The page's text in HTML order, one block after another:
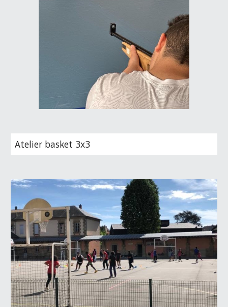
Atelier basket 3x3